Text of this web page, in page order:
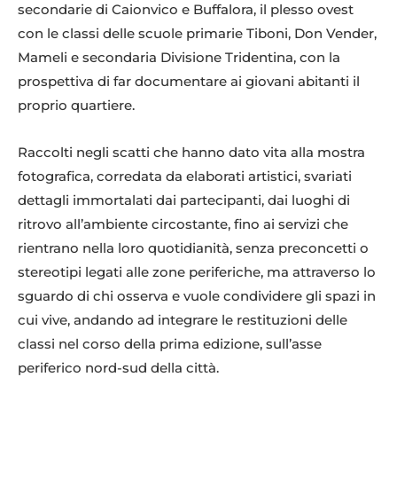
secondarie di Caionvico e Buffalora, il plesso ovest
con le classi delle scuole primarie Tiboni, Don Vender,
Mameli e secondaria Divisione Tridentina, con la
prospettiva di far documentare ai giovani abitanti il
proprio quartiere.
Raccolti negli scatti che hanno dato vita alla mostra
fotografica, corredata da elaborati artistici, svariati
dettagli immortalati dai partecipanti, dai luoghi di
ritrovo all’ambiente circostante, fino ai servizi che
rientrano nella loro quotidianità, senza preconcetti o
stereotipi legati alle zone periferiche, ma attraverso lo
sguardo di chi osserva e vuole condividere gli spazi in
cui vive, andando ad integrare le restituzioni delle
classi nel corso della prima edizione, sull’asse
periferico nord-sud della città.